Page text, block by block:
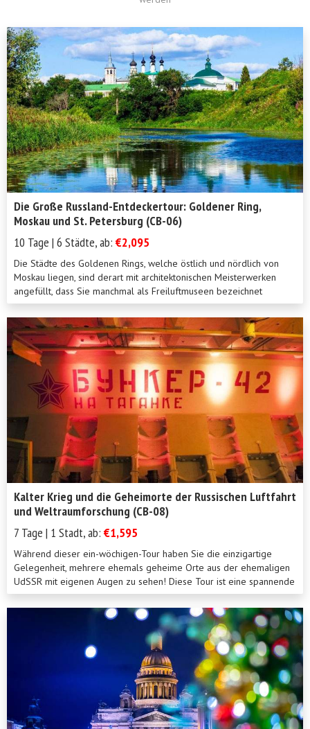
Die Große Russland-Entdeckertour: Goldener Ring,
Moskau und St. Petersburg (CB-06)
10 Tage | 6 Städte, ab:€2,095
Die Städte des Goldenen Rings, welche östlich und nördlich von
Moskau liegen, sind derart mit architektonischen Meisterwerken
angefüllt, dass Sie manchmal als Freiluftmuseen bezeichnet
werden. Der ruhige und entschleunigte Lebensstil in der Provinz
steht dabei in auffallendem Kontrast zum geschäftigen Treiben in
Moskau und St. Petersburg. Dies verleiht der 10-Tagesreise die
perfekte Mischung, um Sie mit dem ganzen Spektrum russischer
Lebensart vertraut zu machen. Während der Reise werden wir die
örtlichen Geschäfte unterstützen und auf lokale Traditionen und
kulturelle Eigenheiten eingehen, was Ihnen einen seltenen Einblick
ins heutige russische Leben vermitteln wird. Während der Reise
werden Sie ein Mittagessen bei einer lokalen Familie einnehmen
und Gelegenheit zum Dialog erhalten.
Kalter Krieg und die Geheimorte der Russischen Luftfahrt
und Weltraumforschung (CB-08)
7 Tage | 1 Stadt, ab:€1,595
Während dieser ein-wöchigen-Tour haben Sie die einzigartige
Gelegenheit, mehrere ehemals geheime Orte aus der ehemaligen
UdSSR mit eigenen Augen zu sehen! Diese Tour ist eine spannende
Reise zurück in die Vergangenheit der fesselnden Ära der
ehemaligen Sowjet Union!